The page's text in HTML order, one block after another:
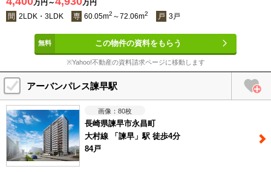
万円～
万円
間 2LDK・3LDK 専 60.05m2 ～72.06m2 戸 3戸
この物件の資料をもらう
※Yahoo!不動産の資料請求ページに移動します
アーバンパレス諫早駅
80枚
長崎県諫早市永昌町
大村線 「諫早」駅 徒歩4分
84戸